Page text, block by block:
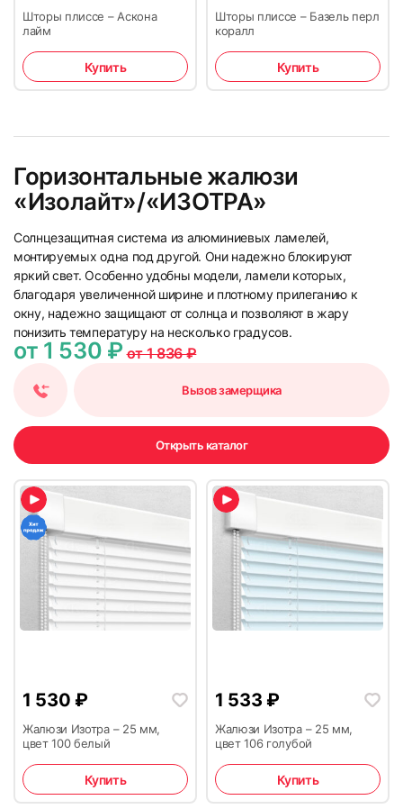
Шторы плиссе – Аскона
лайм
Купить
Шторы плиссе – Базель перл
коралл
Купить
Горизонтальные жалюзи
«Изолайт»/«ИЗОТРА»
Солнцезащитная система из алюминиевых ламелей,
монтируемых одна под другой. Они надежно блокируют
яркий свет. Особенно удобны модели, ламели которых,
благодаря увеличенной ширине и плотному прилеганию к
окну, надежно защищают от солнца и позволяют в жару
понизить температуру на несколько градусов.
от 1 530 ₽от 1 836 ₽
Вызов замерщика
Открыть каталог
1 530 ₽
Жалюзи Изотра – 25 мм,
цвет 100 белый
Купить
1 533 ₽
Жалюзи Изотра – 25 мм,
цвет 106 голубой
Купить